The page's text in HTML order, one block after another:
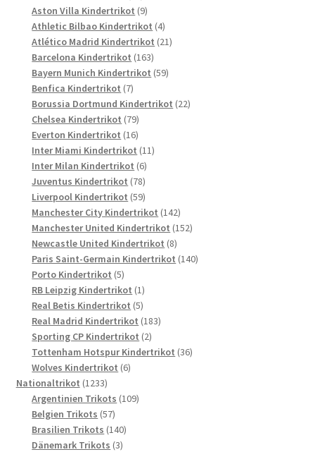
Produkte
Aston Villa Kindertrikot 99
Produkte
Athletic Bilbao Kindertrikot 44
Produkte
Atlético Madrid Kindertrikot 2121
Barcelona Kindertrikot 163163
Produkte
Bayern Munich Kindertrikot 5959
Benfica Kindertrikot 77
Produkte
Borussia Dortmund Kindertrikot 2222
Chelsea Kindertrikot 7979
Produkte
Everton Kindertrikot 1616
Produkte
Inter Miami Kindertrikot 1111
Inter Milan Kindertrikot 66
Produkte
Juventus Kindertrikot 7878
Produkte
Liverpool Kindertrikot 5959
Produkte
Manchester City Kindertrikot 142142
Produkte
Manchester United Kindertrikot 152152
Newcastle United Kindertrikot 88
Produkte
Paris Saint-Germain Kindertrikot 140140
Porto Kindertrikot 55
Produkte
RB Leipzig Kindertrikot 11
Produkt
Real Betis Kindertrikot 55
Produkte
Real Madrid Kindertrikot 183183
Sporting CP Kindertrikot 22
Produkte
Tottenham Hotspur Kindertrikot 3636
Wolves Kindertrikot 66
Nationaltrikot 12331233
Produkte
Argentinien Trikots 109109
Belgien Trikots 5757
Produkte
Brasilien Trikots 140140
Dänemark Trikots 33